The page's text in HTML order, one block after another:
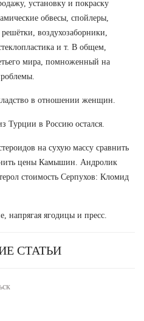
установку и покраску
обвесы, спойлеры,
воздухозаборники,
и т. В общем,
мира, помноженный на
в отношении женщин.
Турции в Россию остался.
на сухую массу сравнить
цены Камышин. Андролик
стоимость Серпухов: Кломид
напрягая ягодицы и пресс.
СТАТЬИ